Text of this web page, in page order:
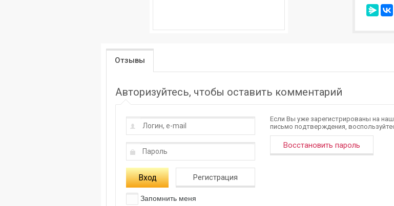
Отзывы
Авторизуйтесь, чтобы оставить комментарий
Вход Регистрация
Запомнить меня
Если Вы уже зарегистрированы на
письмо подтверждения,
Восстановить пароль